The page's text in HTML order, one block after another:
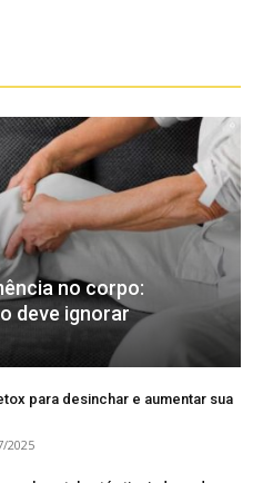
no corpo:
deve ignorar
para desinchar e aumentar sua
2025